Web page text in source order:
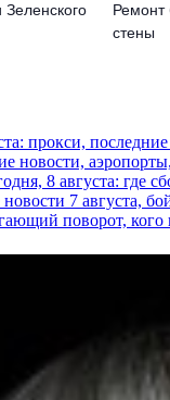
Ремонт
стены
прокси,
новости,
8 августа: где
7 августа,
поворот, кого